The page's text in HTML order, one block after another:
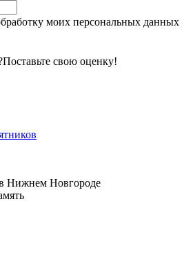
моих персональных данных
Поставьте свою оценку!
Нижнем Новгороде